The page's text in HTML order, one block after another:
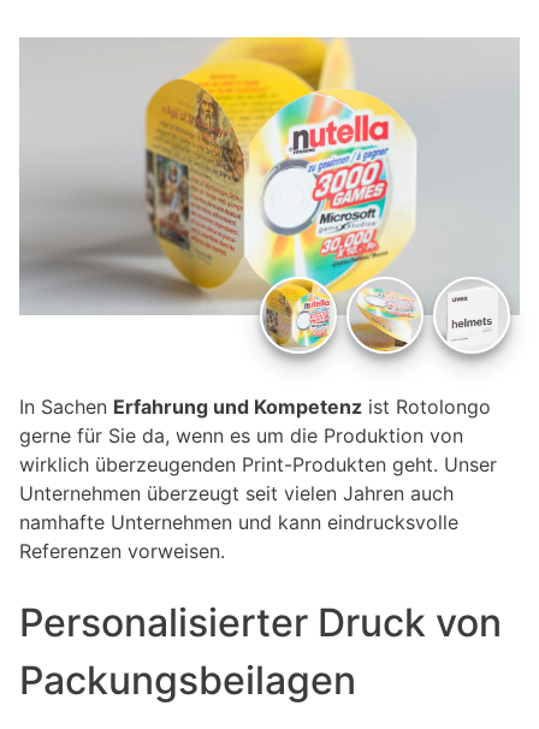
In Sachen Erfahrung und Kompetenz ist Rotolongo
gerne für Sie da, wenn es um die Produktion von
wirklich überzeugenden Print-Produkten geht. Unser
Unternehmen überzeugt seit vielen Jahren auch
namhafte Unternehmen und kann eindrucksvolle
Referenzen vorweisen.
Personalisierter Druck von
Packungsbeilagen